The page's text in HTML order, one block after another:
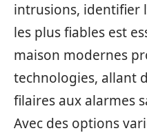
intrusions, identifier
les plus fiables est
maison modernes
technologies, allant
filaires aux alarmes
Avec des options